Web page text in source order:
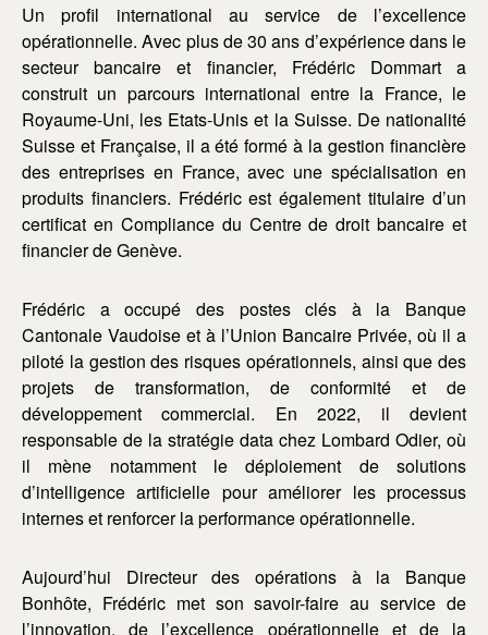
Un profil international au service de l’excellence
opérationnelle. Avec plus de 30 ans d’expérience dans le
secteur bancaire et financier, Frédéric Dommart a
construit un parcours international entre la France, le
Royaume-Uni, les Etats-Unis et la Suisse. De nationalité
Suisse et Française, il a été formé à la gestion financière
des entreprises en France, avec une spécialisation en
produits financiers. Frédéric est également titulaire d’un
certificat en Compliance du Centre de droit bancaire et
financier de Genève.
Frédéric a occupé des postes clés à la Banque
Cantonale Vaudoise et à l’Union Bancaire Privée, où il a
piloté la gestion des risques opérationnels, ainsi que des
projets de transformation, de conformité et de
développement commercial. En 2022, il devient
responsable de la stratégie data chez Lombard Odier, où
il mène notamment le déploiement de solutions
d’intelligence artificielle pour améliorer les processus
internes et renforcer la performance opérationnelle.
Aujourd’hui Directeur des opérations à la Banque
Bonhôte, Frédéric met son savoir-faire au service de
l’innovation, de l’excellence opérationnelle et de la